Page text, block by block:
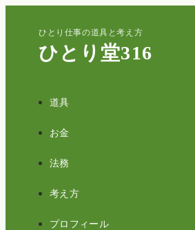
ひとり仕事の道具と考え方
ひとり堂316
道具
お金
法務
考え方
プロフィール